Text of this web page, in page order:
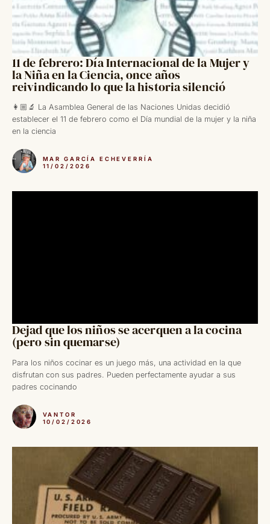
11 de febrero: Día Internacional de la Mujer y
la Niña en la Ciencia, once años
reivindicando lo que la historia silenció
👩🏼‍🔬 La Asamblea General de las Naciones Unidas decidió
establecer el 11 de febrero como el Día mundial de la mujer y la niña
en la ciencia
MAR GARCÍA ECHEVERRÍA
11/02/2026
Dejad que los niños se acerquen a la cocina
(pero sin quemarse)
Para los niños cocinar es un juego más, una actividad en la que
disfrutan con sus padres. Pueden perfectamente ayudar a sus
padres cocinando
VANTOR
10/02/2026